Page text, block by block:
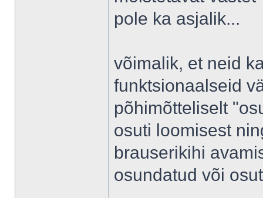
pole ka asjalik...
võimalik, et neid
funktsionaalseid
põhimõtteliselt
osuti loomisest
brauserikihi
osundatud või